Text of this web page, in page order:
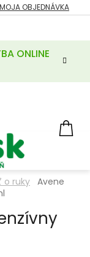
ONLINE
MOJA OBJEDNÁVKA
o ruky Avene